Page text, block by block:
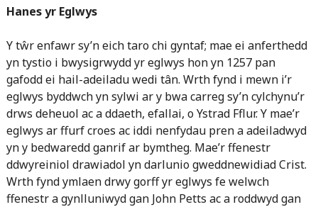
Hanes yr Eglwys
Y tŵr enfawr sy’n eich taro chi gyntaf; mae ei anferthedd
yn tystio i bwysigrwydd yr eglwys hon yn 1257 pan
gafodd ei hail-adeiladu wedi tân. Wrth fynd i mewn i’r
eglwys byddwch yn sylwi ar y bwa carreg sy’n cylchynu’r
drws deheuol ac a ddaeth, efallai, o Ystrad Fflur. Y mae’r
eglwys ar ffurf croes ac iddi nenfydau pren a adeiladwyd
yn y bedwaredd ganrif ar bymtheg. Mae’r ffenestr
ddwyreiniol drawiadol yn darlunio gweddnewidiad Crist.
Wrth fynd ymlaen drwy gorff yr eglwys fe welwch
ffenestr a gynlluniwyd gan John Petts ac a roddwyd gan